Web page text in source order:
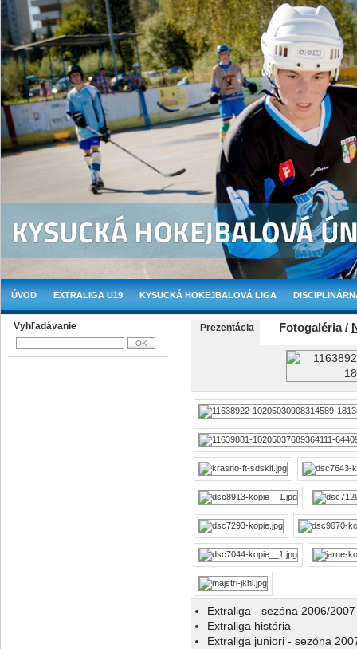
ÚVOD EXTRALIGA U19 KYSUCKÁ HOKEJBALOVÁ LIGA
Vyhľadávanie Prezentácia Fotogaléria /
Extraliga - sezóna 2006/2007
Extraliga história
Extraliga juniori - sezóna